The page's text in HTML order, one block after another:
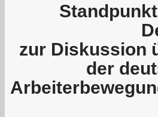
zur Diskussion
der